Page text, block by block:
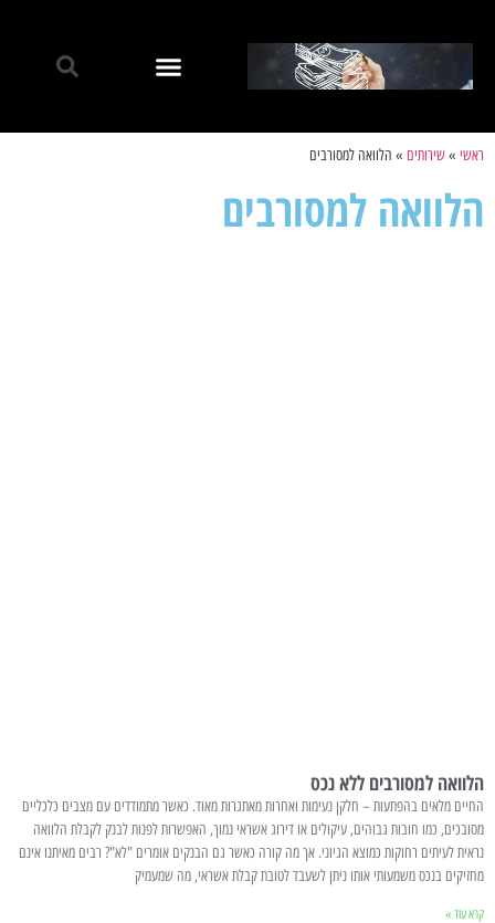
ראשי »שירותים » הלוואה למסורבים
הלוואה למסורבים
הלוואה למסורבים ללא נכס
החיים מלאים בהפתעות – חלקן נעימות ואחרות מאתגרות מאוד. כאשר מתמודדים עם מצבים כלכליים
מסובכים, כמו חובות גבוהים, עיקולים או דירוג אשראי נמוך, האפשרות לפנות לבנק לקבלת הלוואה
נראית לעיתים רחוקות כמוצא הגיוני. אך מה קורה כאשר גם הבנקים אומרים "לא"? רבים מאיתנו אינם
מחזיקים בנכס משמעותי אותו ניתן לשעבד לטובת קבלת אשראי, מה שמעמיק
קרא עוד »